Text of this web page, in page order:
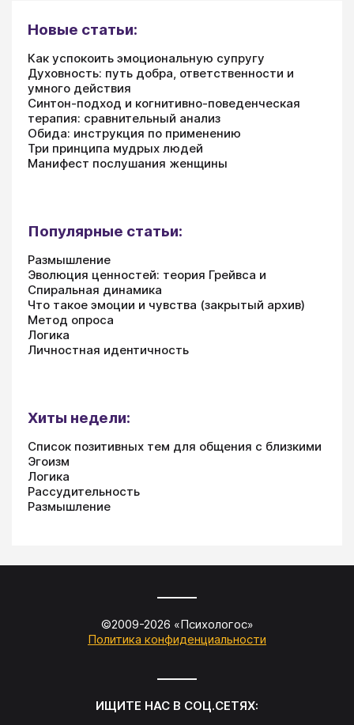
Новые статьи:
Как успокоить эмоциональную супругу
Духовность: путь добра, ответственности и
умного действия
Синтон-подход и когнитивно-поведенческая
терапия: сравнительный анализ
Обида: инструкция по применению
Три принципа мудрых людей
Манифест послушания женщины
Популярные статьи:
Размышление
Эволюция ценностей: теория Грейвса и
Спиральная динамика
Что такое эмоции и чувства (закрытый архив)
Метод опроса
Логика
Личностная идентичность
Хиты недели:
Список позитивных тем для общения с близкими
Эгоизм
Логика
Рассудительность
Размышление
©2009-2026 «Психологос»
Политика конфиденциальности
ИЩИТЕ НАС В СОЦ.СЕТЯХ: